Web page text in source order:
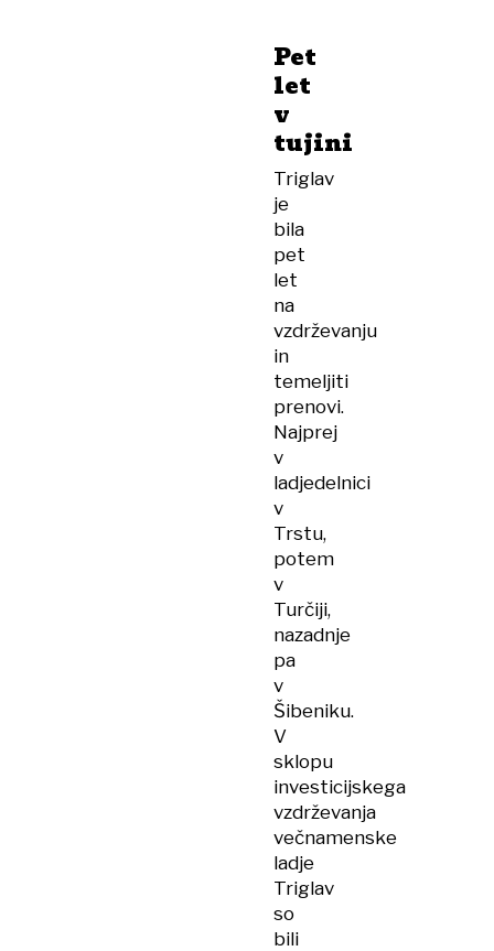
Pet
let
v
tujini
Triglav
je
bila
pet
let
na
vzdrževanju
in
temeljiti
prenovi.
Najprej
v
ladjedelnici
v
Trstu,
potem
v
Turčiji,
nazadnje
pa
v
Šibeniku.
V
sklopu
investicijskega
vzdrževanja
večnamenske
ladje
Triglav
so
bili